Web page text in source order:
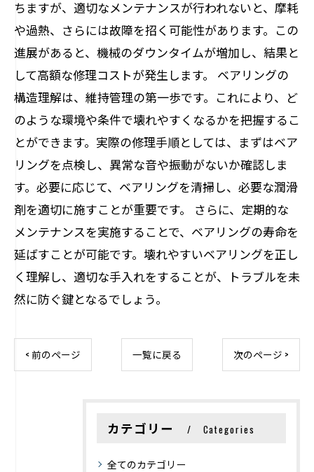
ちますが、適切なメンテナンスが行われないと、摩耗
や過熱、さらには故障を招く可能性があります。この
進展があると、機械のダウンタイムが増加し、結果と
して高額な修理コストが発生します。 ベアリングの
構造理解は、維持管理の第一歩です。これにより、ど
のような環境や条件で壊れやすくなるかを把握するこ
とができます。実際の修理手順としては、まずはベア
リングを点検し、異常な音や振動がないか確認しま
す。必要に応じて、ベアリングを清掃し、必要な潤滑
剤を適切に施すことが重要です。 さらに、定期的な
メンテナンスを実施することで、ベアリングの寿命を
延ばすことが可能です。壊れやすいベアリングを正し
く理解し、適切な手入れをすることが、トラブルを未
然に防ぐ鍵となるでしょう。
< 前のページ 一覧に戻る 次のページ >
カテゴリー Categories
全てのカテゴリー